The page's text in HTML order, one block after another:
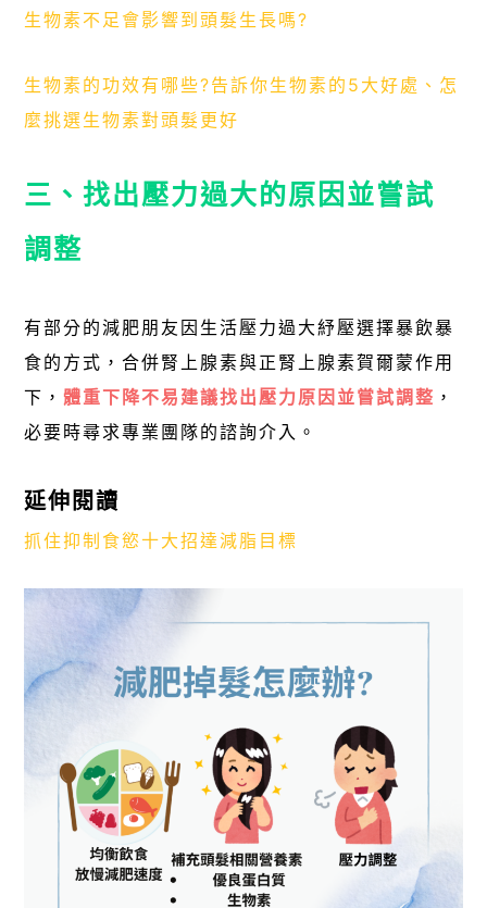
生物素不足會影響到頭髮生長嗎?
生物素的功效有哪些?告訴你生物素的5大好處、怎
麼挑選生物素對頭髮更好
三、找出壓力過大的原因並嘗試
調整
有部分的減肥朋友因生活壓力過大紓壓選擇暴飲暴
食的方式，合併腎上腺素與正腎上腺素賀爾蒙作用
下，體重下降不易建議找出壓力原因並嘗試調整 ，
必要時尋求專業團隊的諮詢介入。
延伸閱讀
抓住抑制食慾十大招達減脂目標